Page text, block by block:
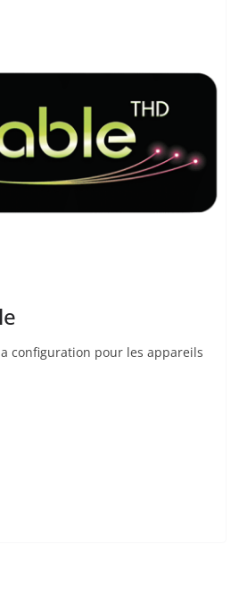
configuration pour les appareils